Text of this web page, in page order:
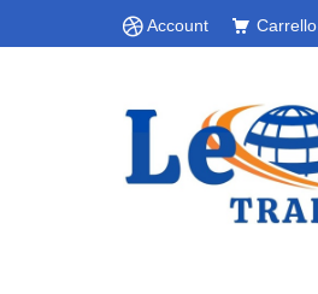
Account Carrello